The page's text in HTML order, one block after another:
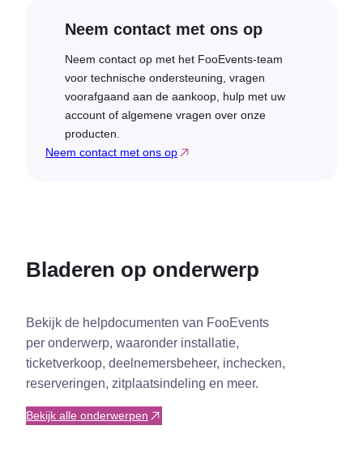
Neem contact met ons op
Neem contact op met het FooEvents-team
voor technische ondersteuning, vragen
voorafgaand aan de aankoop, hulp met uw
account of algemene vragen over onze
producten.
Neem contact met ons op
Bladeren op onderwerp
Bekijk de helpdocumenten van FooEvents
per onderwerp, waaronder installatie,
ticketverkoop, deelnemersbeheer, inchecken,
reserveringen, zitplaatsindeling en meer.
Bekijk alle onderwerpen